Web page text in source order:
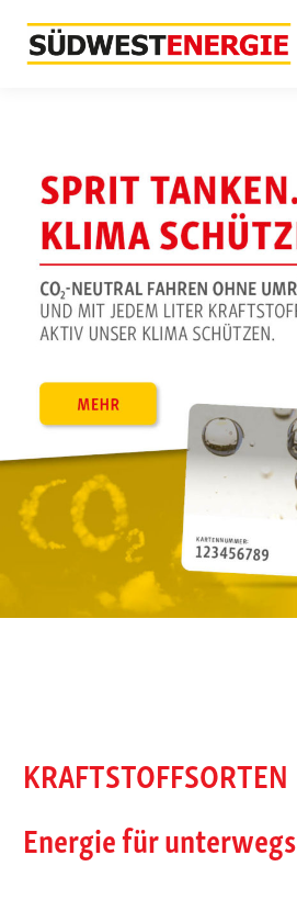
KRAFTSTOFFSORTEN
Energie für unterwegs